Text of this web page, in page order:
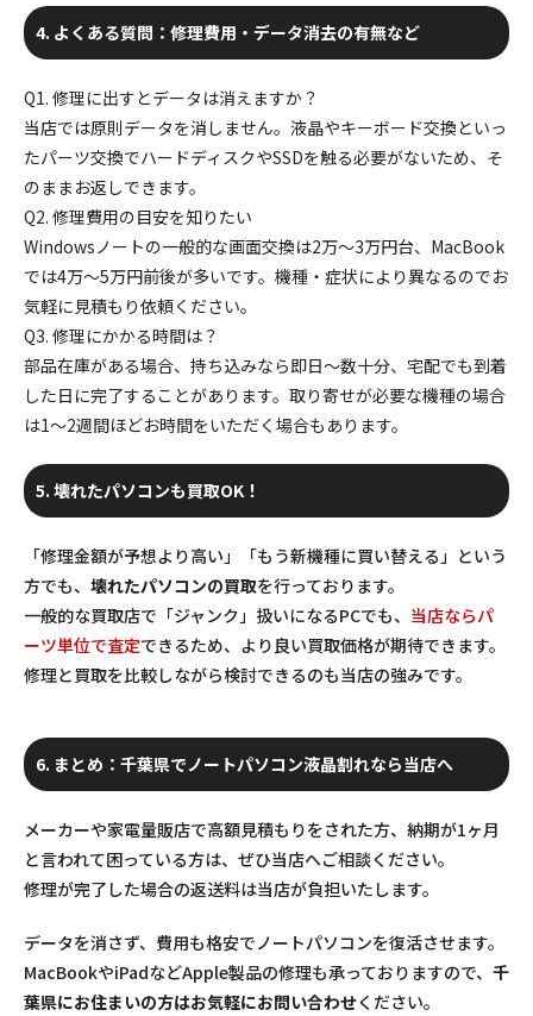
4. よくある質問：修理費用・データ消去の有無など
Q1. 修理に出すとデータは消えますか？
当店では原則データを消しません。液晶やキーボード交換といっ
たパーツ交換でハードディスクやSSDを触る必要がないため、そ
のままお返しできます。
Q2. 修理費用の目安を知りたい
Windowsノートの一般的な画面交換は2万～3万円台、MacBook
では4万～5万円前後が多いです。機種・症状により異なるのでお
気軽に見積もり依頼ください。
Q3. 修理にかかる時間は？
部品在庫がある場合、持ち込みなら即日～数十分、宅配でも到着
した日に完了することがあります。取り寄せが必要な機種の場合
は1～2週間ほどお時間をいただく場合もあります。
5. 壊れたパソコンも買取OK！
「修理金額が予想より高い」「もう新機種に買い替える」という
方でも、 壊れたパソコンの買取を行っております。
一般的な買取店で「ジャンク」扱いになるPCでも、 当店ならパ
ーツ単位で査定できるため、より良い買取価格が期待できます。
修理と買取を比較しながら検討できるのも当店の強みです。
6. まとめ：千葉県でノートパソコン液晶割れなら当店へ
メーカーや家電量販店で高額見積もりをされた方、納期が1ヶ月
と言われて困っている方は、ぜひ当店へご相談ください。
修理が完了した場合の返送料は当店が負担いたします。
データを消さず、費用も格安でノートパソコンを復活させます。
MacBookやiPadなどApple製品の修理も承っておりますので、 千
葉県にお住まいの方はお気軽にお問い合わせください。